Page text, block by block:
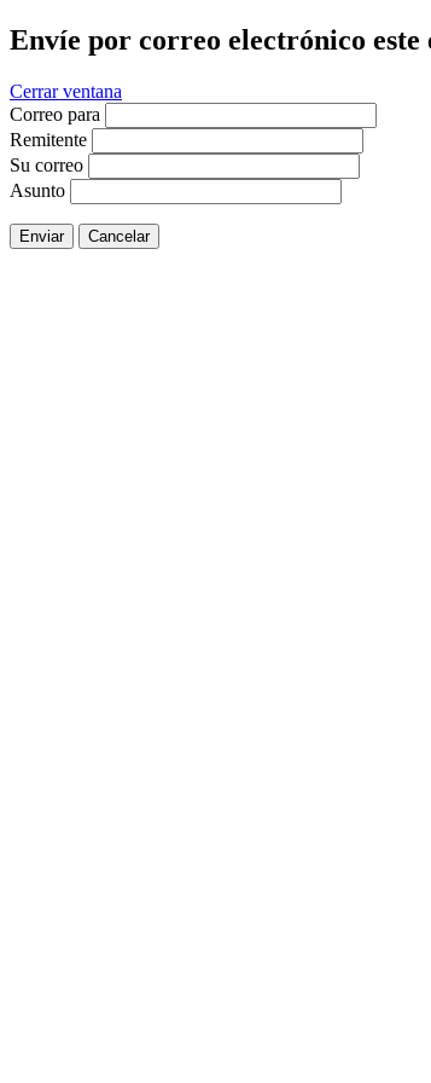
Envíe por correo electrónico este
Cerrar ventana
Correo para
Remitente
Su correo
Asunto
Enviar Cancelar